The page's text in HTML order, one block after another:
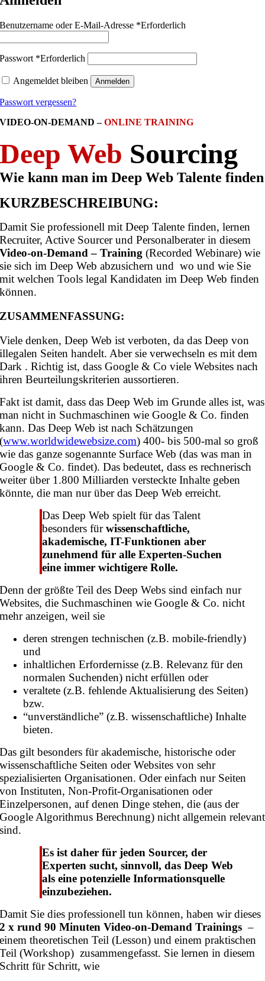
Benutzername oder E-Mail-Adresse *Erforderlich
Passwort *Erforderlich
Angemeldet bleiben Anmelden
Passwort vergessen?
VIDEO-ON-DEMAND –ONLINE TRAINING
Deep Web Sourcing
Wie kann man im Deep Web Talente finden
KURZBESCHREIBUNG:
Damit Sie professionell mit Deep Talente finden, lernen
Recruiter, Active Sourcer und Personalberater in diesem
Video-on-Demand – Training (Recorded Webinare) wie
sie sich im Deep Web abzusichern und wo und wie Sie
mit welchen Tools legal Kandidaten im Deep Web finden
können.
ZUSAMMENFASSUNG:
Viele denken, Deep Web ist verboten, da das Deep von
illegalen Seiten handelt. Aber sie verwechseln es mit dem
Dark . Richtig ist, dass Google & Co viele Websites nach
ihren Beurteilungskriterien aussortieren.
Fakt ist damit, dass das Deep Web im Grunde alles ist, was
man nicht in Suchmaschinen wie Google & Co. finden
kann. Das Deep Web ist nach Schätzungen
(www.worldwidewebsize.com) 400- bis 500-mal so groß
wie das ganze sogenannte Surface Web (das was man in
Google & Co. findet). Das bedeutet, dass es rechnerisch
weiter über 1.800 Milliarden versteckte Inhalte geben
könnte, die man nur über das Deep Web erreicht.
Das Deep Web spielt für das Talent
besonders fürwissenschaftliche,
akademische, IT-Funktionen aber
zunehmend für alle Experten-Suchen
eine immer wichtigere Rolle.
Denn der größte Teil des Deep Webs sind einfach nur
Websites, die Suchmaschinen wie Google & Co. nicht
mehr anzeigen, weil sie
deren strengen technischen (z.B. mobile-friendly)
und
inhaltlichen Erfordernisse (z.B. Relevanz für den
normalen Suchenden) nicht erfüllen oder
veraltete (z.B. fehlende Aktualisierung des Seiten)
bzw.
“unverständliche” (z.B. wissenschaftliche) Inhalte
bieten.
Das gilt besonders für akademische, historische oder
wissenschaftliche Seiten oder Websites von sehr
spezialisierten Organisationen. Oder einfach nur Seiten
von Instituten, Non-Profit-Organisationen oder
Einzelpersonen, auf denen Dinge stehen, die (aus der
Google Algorithmus Berechnung) nicht allgemein relevant
sind.
Es ist daher für jeden Sourcer, der
Experten sucht, sinnvoll, das Deep Web
als eine potenzielle Informationsquelle
einzubeziehen.
Damit Sie dies professionell tun können, haben wir dieses
2 x rund 90 Minuten Video-on-Demand Trainings –
einem theoretischen Teil (Lesson) und einem praktischen
Teil (Workshop) zusammengefasst. Sie lernen in diesem
Schritt für Schritt, wie